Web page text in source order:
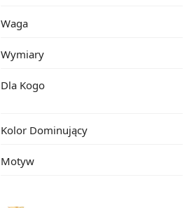
Waga
Wymiary
Dla Kogo
Kolor Dominujący
Motyw